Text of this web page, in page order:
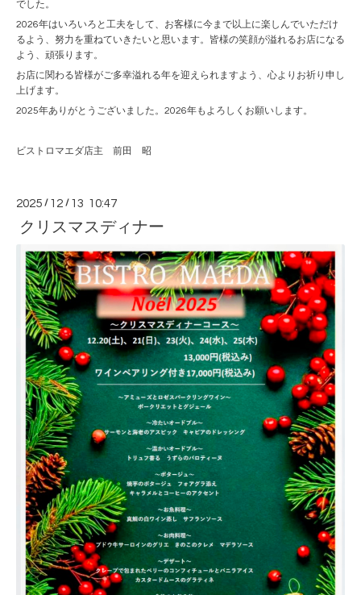
でした。
2026年はいろいろと工夫をして、お客様に今まで以上に楽しんでいただけ
るよう、努力を重ねていきたいと思います。皆様の笑顔が溢れるお店になる
よう、頑張ります。
お店に関わる皆様がご多幸溢れる年を迎えられますよう、心よりお祈り申し
上げます。
2025年ありがとうございました。2026年もよろしくお願いします。
ビストロマエダ店主 前田 昭
2025 / 12 / 13 10:47
クリスマスディナー